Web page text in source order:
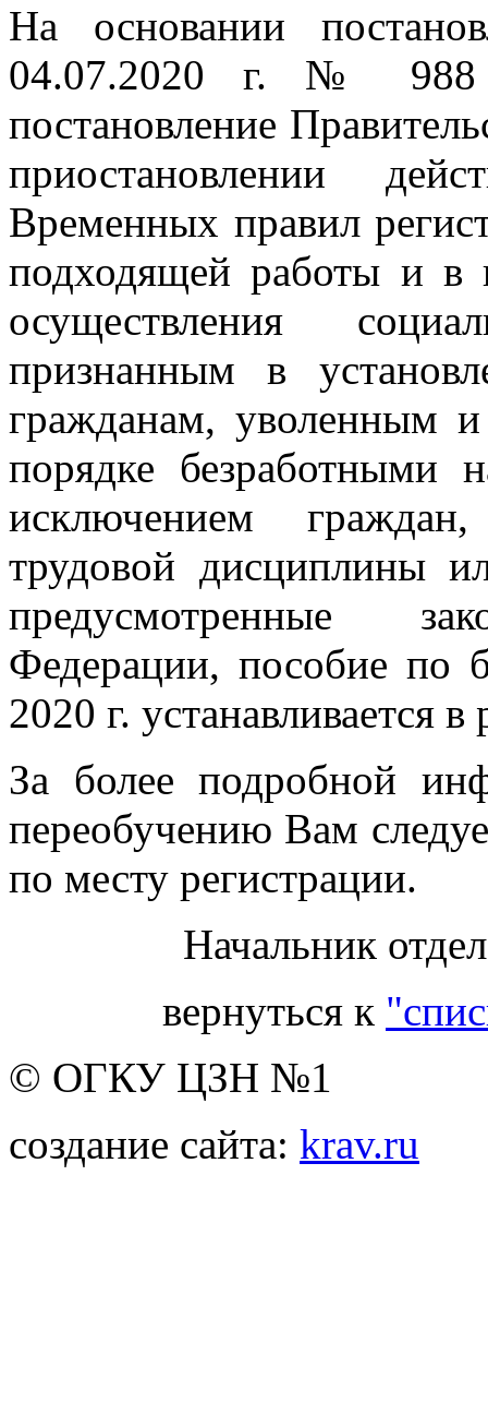
На основании
04.07.2020 г. № 988
постановление
приостановлении
Временных правил
подходящей работы и в
осуществления
признанным в
гражданам, уволенным
порядке безработными
исключением
трудовой дисциплины
предусмотренные
Федерации, пособие по
2020 г. устанавливается
За более подробной
переобучению Вам
по месту регистрации.
Начальник
вернуться к
© ОГКУ ЦЗН №1
создание сайта: krav.ru